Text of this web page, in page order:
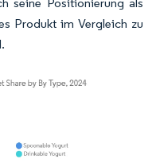
seine Positionierung als
Produkt im Vergleich zu